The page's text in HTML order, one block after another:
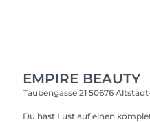
EMPIRE BEAUTY
Taubengasse 21 50676
Du hast Lust auf einen